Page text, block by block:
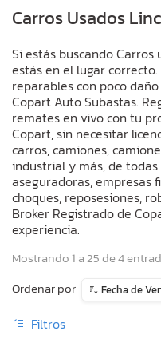
Carros Usados
Si estás buscando Carros
estás en el lugar
reparables con poco
Copart Auto Subastas.
remates en vivo con tu
Copart, sin necesitar
carros, camiones,
industrial y más, de
aseguradoras, empresas
choques, reposesiones,
Broker Registrado de
experiencia.
Mostrando 1 a 25 de 4
Ordenar por
Fecha de
Filtros